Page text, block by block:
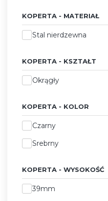
KOPERTA - MATERIAŁ
Koperta - Materiał
Stal nierdzewna
KOPERTA - KSZTAŁT
Koperta - Kształt
Okrągły
KOPERTA - KOLOR
Koperta - Kolor
Czarny
Srebrny
KOPERTA - WYSOKOŚĆ
Koperta - Wysokość
39mm